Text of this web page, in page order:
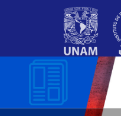
Barra